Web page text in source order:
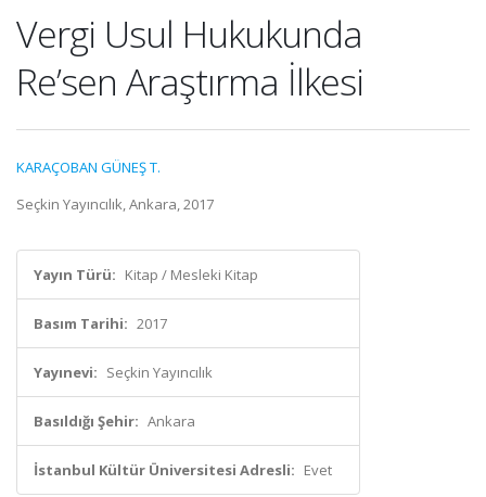
Vergi Usul Hukukunda
Re’sen Araştırma İlkesi
KARAÇOBAN GÜNEŞ T.
Seçkin Yayıncılık, Ankara, 2017
Yayın Türü: Kitap / Mesleki Kitap
Basım Tarihi: 2017
Yayınevi: Seçkin Yayıncılık
Basıldığı Şehir: Ankara
İstanbul Kültür Üniversitesi Adresli: Evet